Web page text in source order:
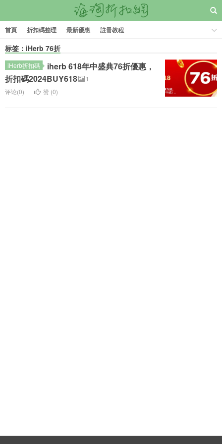
首頁 折扣碼整理 最新優惠 註冊教程
标签：iHerb 76折
iHerb折扣碼
iherb 618年中盛典76折優惠，
折扣碼2024BUY618
1
评论(0)
赞 (0)